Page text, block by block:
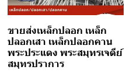
ขายส่งเหล็กปลอก เหล็ก
ปลอกเสา เหล็กปลอกคาน
พระประแดง พระสมุทรเจดีย์
สมุทรปราการ